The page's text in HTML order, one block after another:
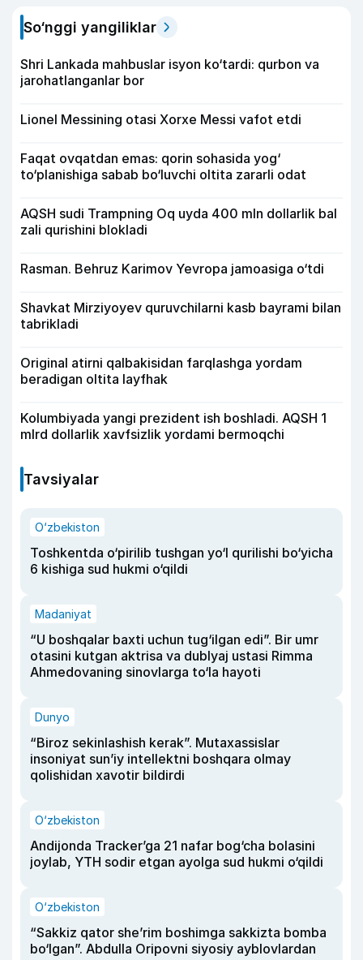
So‘nggi yangiliklar
Shri Lankada mahbuslar isyon ko‘tardi: qurbon va
jarohatlanganlar bor
Lionel Messining otasi Xorxe Messi vafot etdi
Faqat ovqatdan emas: qorin sohasida yog‘
to‘planishiga sabab bo‘luvchi oltita zararli odat
AQSH sudi Trampning Oq uyda 400 mln dollarlik bal
zali qurishini blokladi
Rasman. Behruz Karimov Yevropa jamoasiga o‘tdi
Shavkat Mirziyoyev quruvchilarni kasb bayrami bilan
tabrikladi
Original atirni qalbakisidan farqlashga yordam
beradigan oltita layfhak
Kolumbiyada yangi prezident ish boshladi. AQSH 1
mlrd dollarlik xavfsizlik yordami bermoqchi
Tavsiyalar
O‘zbekiston
Toshkentda o‘pirilib tushgan yo‘l qurilishi bo‘yicha
6 kishiga sud hukmi o‘qildi
Madaniyat
“U boshqalar baxti uchun tug‘ilgan edi”. Bir umr
otasini kutgan aktrisa va dublyaj ustasi Rimma
Ahmedovaning sinovlarga to‘la hayoti
Dunyo
“Biroz sekinlashish kerak”. Mutaxassislar
insoniyat sun’iy intellektni boshqara olmay
qolishidan xavotir bildirdi
O‘zbekiston
Andijonda Tracker’ga 21 nafar bog‘cha bolasini
joylab, YTH sodir etgan ayolga sud hukmi o‘qildi
O‘zbekiston
“Sakkiz qator she’rim boshimga sakkizta bomba
bo‘lgan”. Abdulla Oripovni siyosiy ayblovlardan